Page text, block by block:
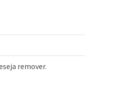
remover.